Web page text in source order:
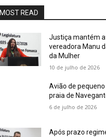
MOST READ
Justiça mantém
vereadora Manu
da Mulher
10 de julho de 2026
Avião de
praia de
6 de julho de 2026
Após prazo